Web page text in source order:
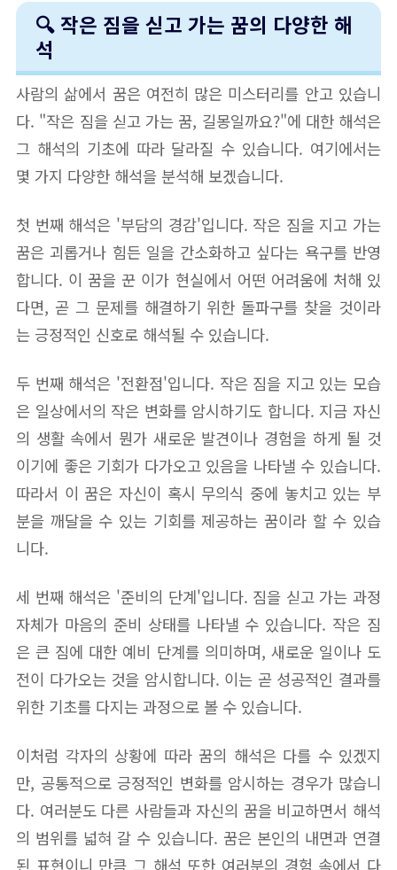
🔍 작은 짐을 싣고 가는 꿈의 다양한 해
석
사람의 삶에서 꿈은 여전히 많은 미스터리를 안고 있습니
다. "작은 짐을 싣고 가는 꿈, 길몽일까요?"에 대한 해석은
그 해석의 기초에 따라 달라질 수 있습니다. 여기에서는
몇 가지 다양한 해석을 분석해 보겠습니다.
첫 번째 해석은 '부담의 경감'입니다. 작은 짐을 지고 가는
꿈은 괴롭거나 힘든 일을 간소화하고 싶다는 욕구를 반영
합니다. 이 꿈을 꾼 이가 현실에서 어떤 어려움에 처해 있
다면, 곧 그 문제를 해결하기 위한 돌파구를 찾을 것이라
는 긍정적인 신호로 해석될 수 있습니다.
두 번째 해석은 '전환점'입니다. 작은 짐을 지고 있는 모습
은 일상에서의 작은 변화를 암시하기도 합니다. 지금 자신
의 생활 속에서 뭔가 새로운 발견이나 경험을 하게 될 것
이기에 좋은 기회가 다가오고 있음을 나타낼 수 있습니다.
따라서 이 꿈은 자신이 혹시 무의식 중에 놓치고 있는 부
분을 깨달을 수 있는 기회를 제공하는 꿈이라 할 수 있습
니다.
세 번째 해석은 '준비의 단계'입니다. 짐을 싣고 가는 과정
자체가 마음의 준비 상태를 나타낼 수 있습니다. 작은 짐
은 큰 짐에 대한 예비 단계를 의미하며, 새로운 일이나 도
전이 다가오는 것을 암시합니다. 이는 곧 성공적인 결과를
위한 기초를 다지는 과정으로 볼 수 있습니다.
이처럼 각자의 상황에 따라 꿈의 해석은 다를 수 있겠지
만, 공통적으로 긍정적인 변화를 암시하는 경우가 많습니
다. 여러분도 다른 사람들과 자신의 꿈을 비교하면서 해석
의 범위를 넓혀 갈 수 있습니다. 꿈은 본인의 내면과 연결
된 표현이니 만큼 그 해석 또한 여러분의 경험 속에서 다